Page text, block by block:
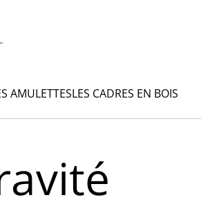
AMULETTESLES CADRES EN BOIS